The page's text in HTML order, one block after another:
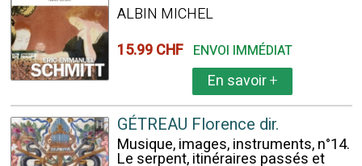
ALBIN MICHEL
15.99 CHF ENVOI IMMÉDIAT
En savoir+
GÉTREAU Florence dir.
Musique, images, instruments, n°14.
Le serpent, itinéraires passés et